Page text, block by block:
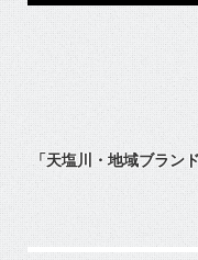
「天塩川・地域ブラン